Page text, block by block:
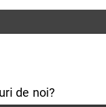
de noi?